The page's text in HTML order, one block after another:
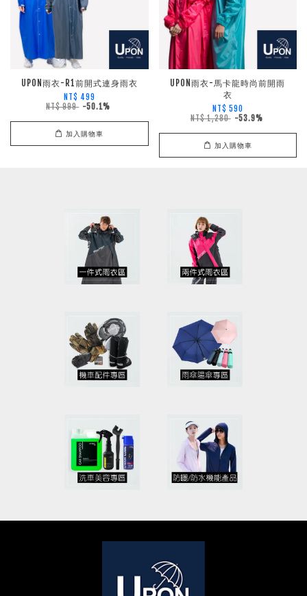
UPON雨衣-R1前開式連身雨衣
NT$ 499
NT$ 999 -50.1%
加入購物車
UPON雨衣-馬卡龍時尚前開雨
衣
NT$ 590
NT$ 1,280 -53.9%
加入購物車